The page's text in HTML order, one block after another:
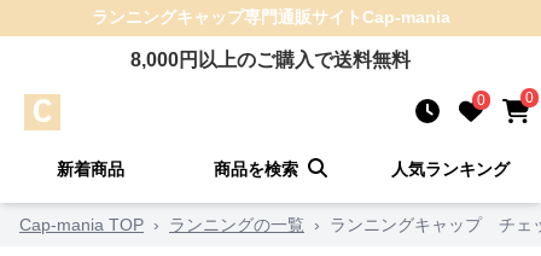
ランニングキャップ専門通販サイトCap-mania
8,000円以上のご購入で送料無料
0 0
新着商品 商品を検索 人気ランキング
Cap-mania TOP › ランニングの一覧 › ランニングキャップ チェ